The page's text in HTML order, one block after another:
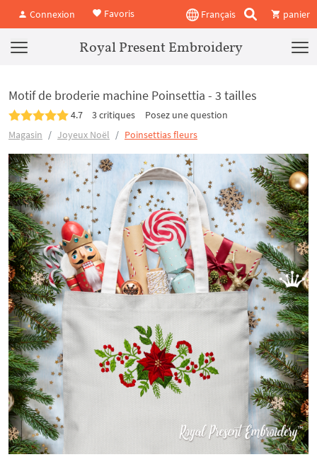
Connexion Favoris Français panier
Royal Present Embroidery
Motif de broderie machine Poinsettia - 3 tailles
4.7 3 critiques
Posez une question
Magasin
Joyeux Noël Poinsettias fleurs